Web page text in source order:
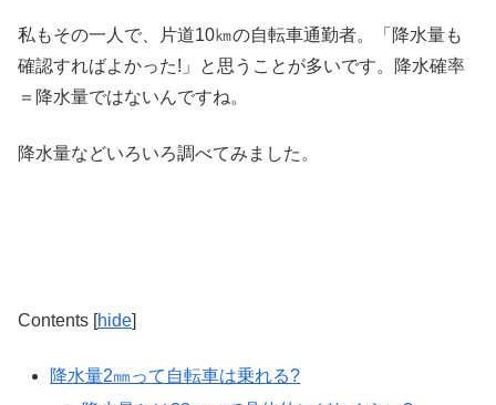
私もその一人で、片道10㎞の自転車通勤者。「降水量も
確認すればよかった!」と思うことが多いです。
降水確率
＝降水量ではないんですね。
降水量などいろいろ調べてみました。
Contents [hide]
降水量2㎜って自転車は乗れる?